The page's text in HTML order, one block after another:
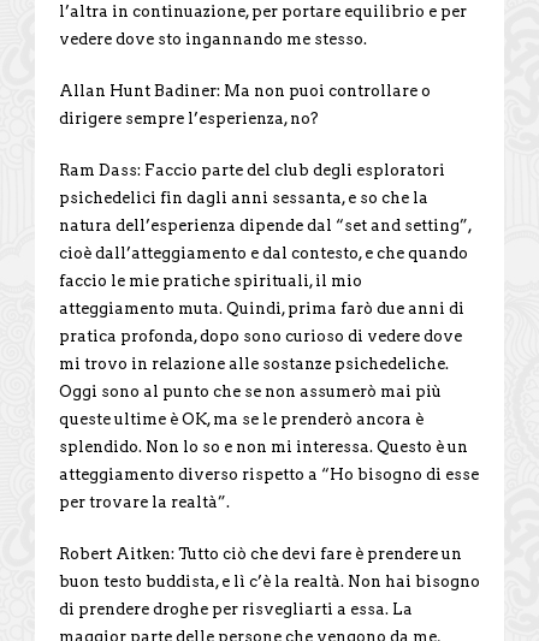
l’altra in continuazione, per portare equilibrio e per
vedere dove sto ingannando me stesso.
Allan Hunt Badiner: Ma non puoi controllare o
dirigere sempre l’esperienza, no?
Ram Dass: Faccio parte del club degli esploratori
psichedelici fin dagli anni sessanta, e so che la
natura dell’esperienza dipende dal “set and setting”,
cioè dall’atteggiamento e dal contesto, e che quando
faccio le mie pratiche spirituali, il mio
atteggiamento muta. Quindi, prima farò due anni di
pratica profonda, dopo sono curioso di vedere dove
mi trovo in relazione alle sostanze psichedeliche.
Oggi sono al punto che se non assumerò mai più
queste ultime è OK, ma se le prenderò ancora è
splendido. Non lo so e non mi interessa. Questo è un
atteggiamento diverso rispetto a “Ho bisogno di esse
per trovare la realtà”.
Robert Aitken: Tutto ciò che devi fare è prendere un
buon testo buddista, e lì c’è la realtà. Non hai bisogno
di prendere droghe per risvegliarti a essa. La
maggior parte delle persone che vengono da me,